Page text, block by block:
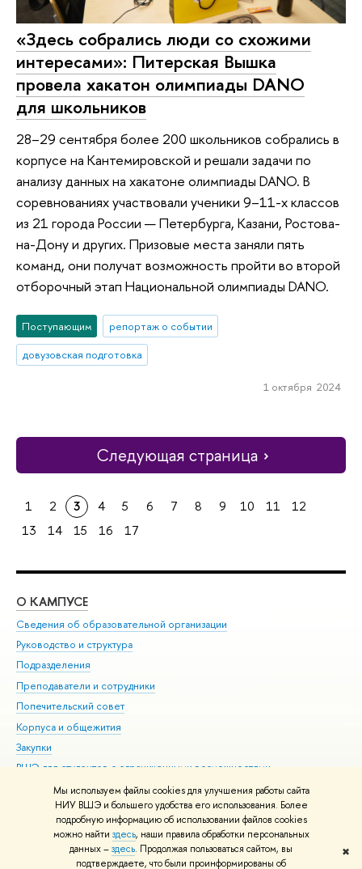
Мы используем файлы cookies для улучшения работы сайта
НИУ ВШЭ и большего удобства его использования. Более
подробную информацию об использовании файлов cookies
можно найти здесь, наши правила обработки персональных
данных –здесь. Продолжая пользоваться сайтом, вы
подтверждаете, что были проинформированы об
✖
«Здесь собрались люди со схожими
интересами»: Питерская Вышка
провела хакатон олимпиады DANO
для школьников
28–29 сентября более 200 школьников собрались в
корпусе на Кантемировской и решали задачи по
анализу данных на хакатоне олимпиады DANO. В
соревнованиях участвовали ученики 9–11-х классов
из 21 города России — Петербурга, Казани, Ростова-
на-Дону и других. Призовые места заняли пять
команд, они получат возможность пройти во второй
отборочный этап Национальной олимпиады DANO.
Поступающим
репортаж о событии
довузовская подготовка
1 октября 2024
Следующая страница
1 2 3 4 5 6 7 8 9 10 11
12
13
14 15 16 17
О КАМПУСЕ
Сведения об образовательной организации
Руководство и структура
Подразделения
Преподаватели и сотрудники
Попечительский совет
Корпуса и общежития
Закупки
ВШЭ для студентов с ограниченными возможностями
здоровья и инвалидностью
Версия для слабовидящих
Единая платежная страница